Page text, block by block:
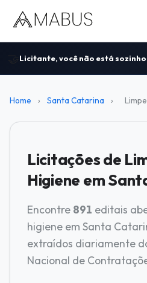
Licitante, você não está
Home › Santa Catarina ›
Licitações de
Higiene em
Encontre 891 editais
higiene em Santa
extraídos diariamente
Nacional de